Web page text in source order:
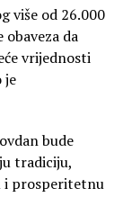
više od 26.000
obaveza da
vrijednosti
je
bude
tradiciju,
i prosperitetnu